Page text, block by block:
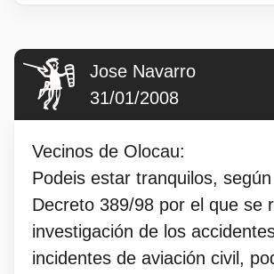
Jose Navarro
31/01/2008
Vecinos de Olocau:
Podeis estar tranquilos, según
Decreto 389/98 por el que se
investigación de los
incidentes de aviación civil,